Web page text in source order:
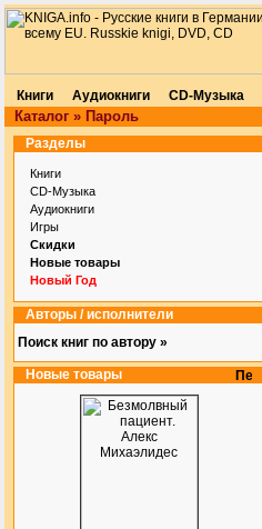
Книги Аудиокниги CD-Музыка
Каталог » Пароль
Разделы
Книги
CD-Музыка
Аудиокниги
Игры
Скидки
Новые товары
Новый Год
Авторы / исполнители
Поиск книг по автору »
Новые товары